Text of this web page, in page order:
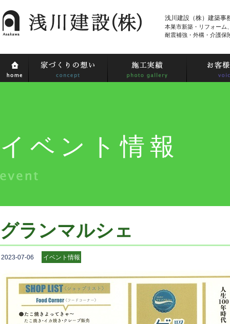
浅川建設（株）建築事
本巣市新築・リフォーム
耐震補強・外構・介護保
イベント情報
グランマルシェ
2023-07-06 イベント情報